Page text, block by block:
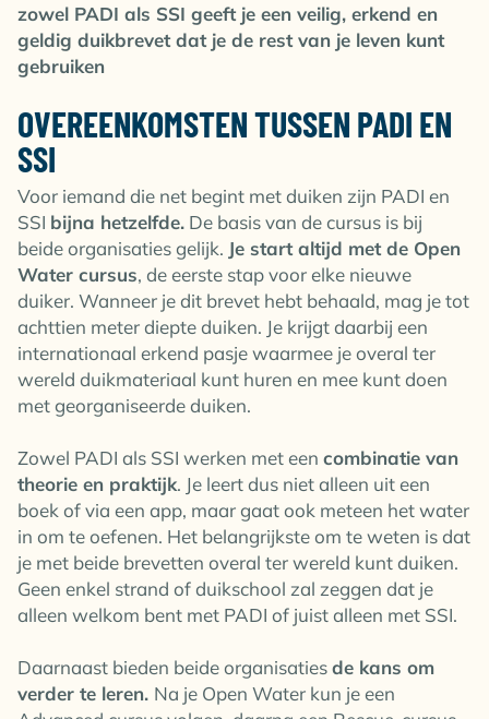
zowel PADI als SSI geeft je een veilig, erkend en
geldig duikbrevet dat je de rest van je leven kunt
gebruiken
OVEREENKOMSTEN TUSSEN PADI EN
SSI
Voor iemand die net begint met duiken zijn PADI en
SSI bijna hetzelfde. De basis van de cursus is bij
beide organisaties gelijk. Je start altijd met de Open
Water cursus, de eerste stap voor elke nieuwe
duiker. Wanneer je dit brevet hebt behaald, mag je tot
achttien meter diepte duiken. Je krijgt daarbij een
internationaal erkend pasje waarmee je overal ter
wereld duikmateriaal kunt huren en mee kunt doen
met georganiseerde duiken.
Zowel PADI als SSI werken met een combinatie van
theorie en praktijk. Je leert dus niet alleen uit een
boek of via een app, maar gaat ook meteen het water
in om te oefenen. Het belangrijkste om te weten is dat
je met beide brevetten overal ter wereld kunt duiken.
Geen enkel strand of duikschool zal zeggen dat je
alleen welkom bent met PADI of juist alleen met SSI.
Daarnaast bieden beide organisatiesde kans om
verder te leren. Na je Open Water kun je een